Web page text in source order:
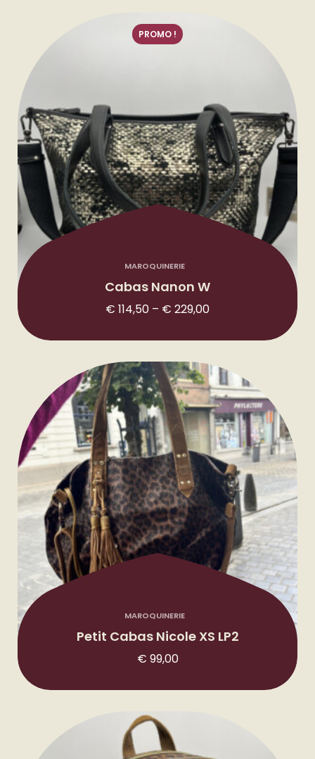
PROMO !
MAROQUINERIE
Cabas Nanon W
€ 114,50 – € 229,00
g
e
d
e
p
r
i
x
:
€
4
,
5
0
à
2
MAROQUINERIE
Petit Cabas Nicole XS LP2
€ 99,00